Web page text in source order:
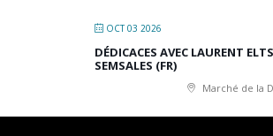
OCT 03 2026
DÉDICACES AVEC LAURENT
SEMSALES (FR)
Marché de la